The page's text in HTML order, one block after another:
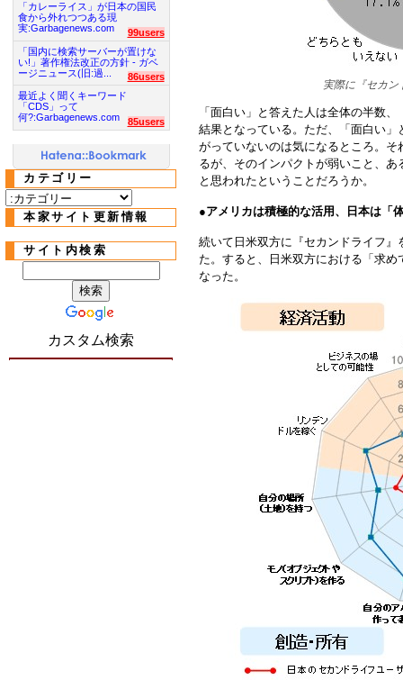
実際に『セカン
「面白い」と答えた人は全体の半数
結果となっている。ただ、「面白い
がっていないのは気になるところ。
るが、そのインパクトが弱いこと、
と思われたということだろうか。
●アメリカは積極的な活用、日本は「
続いて日米双方に『セカンドライフ
た。すると、日米双方における「求
なった。
「カレーライス」が日本の国民
食から外れつつある現
実:Garbagenews.com
99users
「国内に検索サーバーが置けな
い!」著作権法改正の方針 - ガベ
ージニュース(旧:過...
86users
最近よく聞くキーワード
「CDS」って
何?:Garbagenews.com
85users
カテゴリー
本家サイト更新情報
サイト内検索
カスタム検索